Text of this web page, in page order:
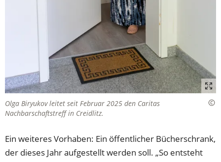
Olga Biryukov leitet seit Februar 2025 den Caritas
Nachbarschaftstreff in Creidlitz.
Ein weiteres Vorhaben: Ein öffentlicher Bücherschrank,
der dieses Jahr aufgestellt werden soll. „So entsteht